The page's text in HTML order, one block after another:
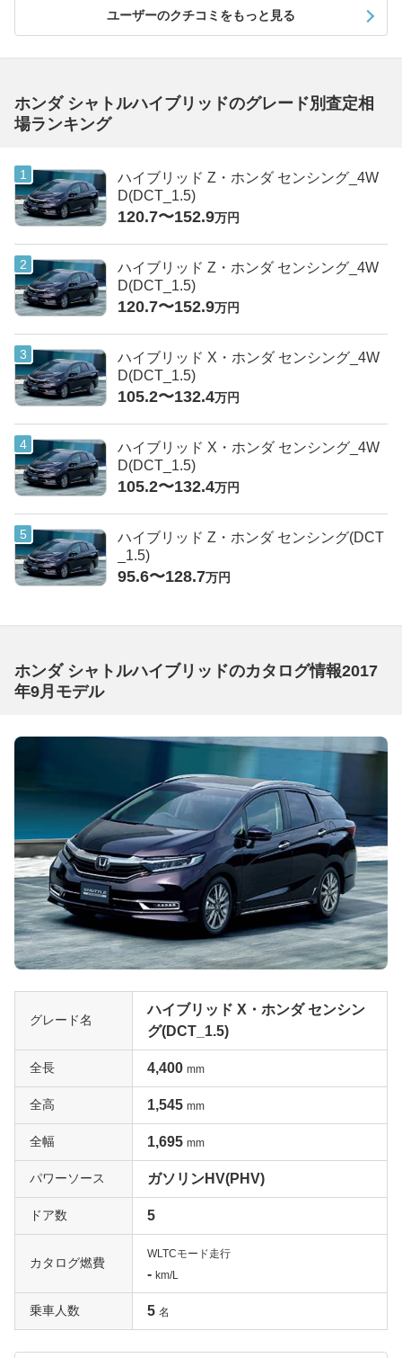
ユーザーのクチコミをもっと見る
ホンダ シャトルハイブリッドのグレード別査定相
場ランキング
ハイブリッド Z・ホンダ センシング_4W
D(DCT_1.5)
120.7〜152.9万円
ハイブリッド Z・ホンダ センシング_4W
D(DCT_1.5)
120.7〜152.9万円
ハイブリッド X・ホンダ センシング_4W
D(DCT_1.5)
105.2〜132.4万円
ハイブリッド X・ホンダ センシング_4W
D(DCT_1.5)
105.2〜132.4万円
ハイブリッド Z・ホンダ センシング(DCT
_1.5)
95.6〜128.7万円
ホンダ シャトルハイブリッドのカタログ情報2017
年9月モデル
グレード名
ハイブリッド X・ホンダ センシン
グ(DCT_1.5)
全長 4,400 mm
全高 1,545 mm
全幅 1,695 mm
パワーソース ガソリンHV(PHV)
ドア数 5
カタログ燃費
WLTCモード走行
- km/L
乗車人数 5 名